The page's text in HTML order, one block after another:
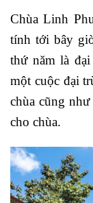
Chùa Linh
tính tới bây
thứ năm là
một cuộc đại
chùa cũng
cho chùa.